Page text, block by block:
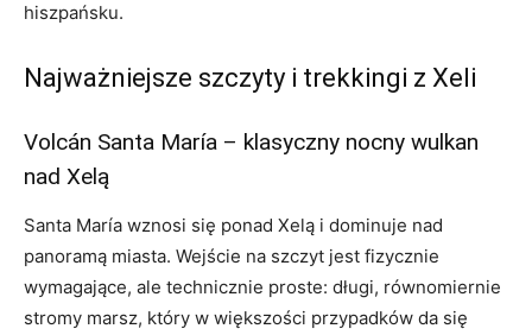
hiszpańsku.
Najważniejsze szczyty i trekkingi z Xeli
Volcán Santa María – klasyczny nocny wulkan
nad Xelą
Santa María wznosi się ponad Xelą i dominuje nad
panoramą miasta. Wejście na szczyt jest fizycznie
wymagające, ale technicznie proste: długi, równomiernie
stromy marsz, który w większości przypadków da się